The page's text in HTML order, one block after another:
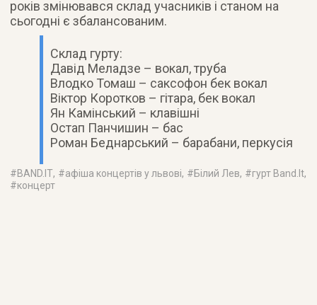
років змінювався склад учасників і станом на
сьогодні є збалансованим.
Склад гурту:
Давід Меладзе – вокал, труба
Влодко Томаш – саксофон бек вокал
Віктор Коротков – гітара, бек вокал
Ян Камінський – клавішні
Остап Панчишин – бас
Роман Беднарський – барабани, перкусія
#BAND.IT, #афіша концертів у львові, #Білий Лев, #гурт Band.It,
#концерт